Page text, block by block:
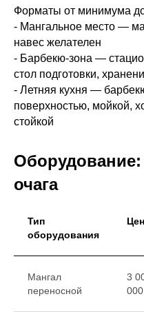
Форматы от минимума
- Мангальное место —
навес желателен
- Барбекю-зона —
стол подготовки,
- Летняя кухня —
поверхностью, мойкой,
стойкой
Оборудование:
очага
Тип
оборудования
Мангал
переносной
3